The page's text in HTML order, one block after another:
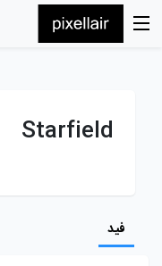
Starfield
فید